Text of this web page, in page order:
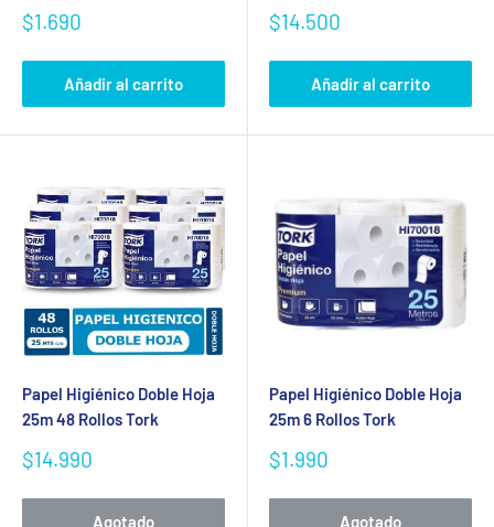
Precio
venta
$1.690
Añadir al carrito
Precio
venta
$14.500
Añadir al carrito
Papel Higiénico Doble Hoja
25m 48 Rollos Tork
Precio
venta
$14.990
Agotado
Papel Higiénico Doble Hoja
25m 6 Rollos Tork
Precio
venta
$1.990
Agotado